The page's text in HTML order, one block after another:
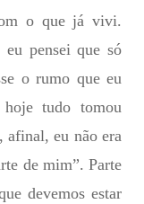
o que já vivi.
pensei que só
o rumo que eu
tudo tomou
afinal, eu não era
de mim”. Parte
devemos estar